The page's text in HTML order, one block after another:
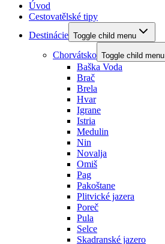
Úvod
Cestovatělské tipy
Destinácie Toggle child menu
Chorvátsko Toggle child menu
Baška Voda
Brač
Brela
Hvar
Igrane
Istria
Medulin
Nin
Novalja
Omiš
Pag
Pakoštane
Plitvické jazera
Poreč
Pula
Selce
Skadranské jazero